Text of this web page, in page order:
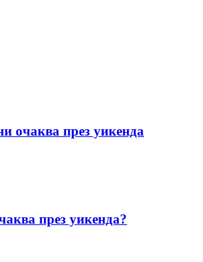
очаква през уикенда
през уикенда?